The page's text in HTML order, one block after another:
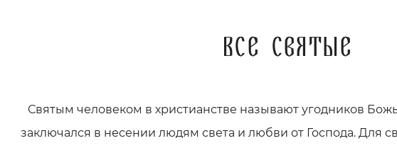
Все святые
Святым человеком в христианстве называют угодников
заключался в несении людям света и любви от Господа. Для